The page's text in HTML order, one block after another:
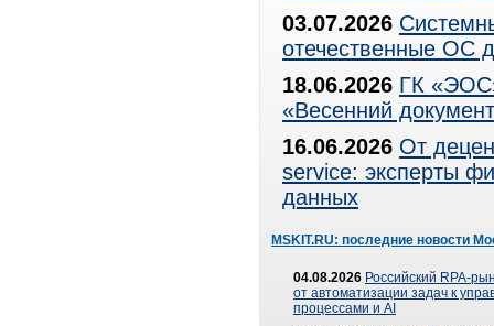
03.07.2026
отечественные ОС
18.06.2026 ГК
«Весенний
16.06.2026 От
service: эксперты
данных
MSKIT.RU: последние новости
04.08.2026 Российский RPA-
от автоматизации задач к
процессами и AI